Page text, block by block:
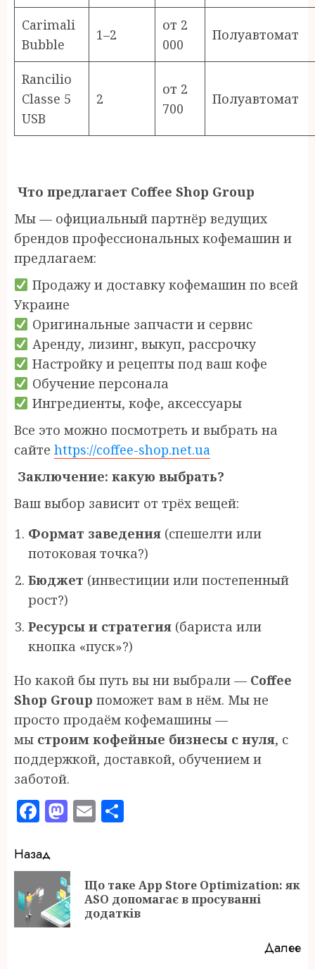
Carimali
Bubble
1–2
от 2
000
Полуавтомат
Rancilio
Classe 5
USB
2
от 2
700
Полуавтомат
Что предлагает Coffee Shop Group
Мы — официальный партнёр ведущих
брендов профессиональных кофемашин и
предлагаем:
Продажу и доставку кофемашин по всей
Украине
Оригинальные запчасти и сервис
Аренду, лизинг, выкуп, рассрочку
Настройку и рецепты под ваш кофе
Обучение персонала
Ингредиенты, кофе, аксессуары
Все это можно посмотреть и выбрать на
сайте https://coffee-shop.net.ua
Заключение: какую выбрать?
Ваш выбор зависит от трёх вещей:
Формат заведения (спешелти или
потоковая точка?)
Бюджет (инвестиции или постепенный
рост?)
Ресурсы и стратегия (бариста или
кнопка «пуск»?)
Но какой бы путь вы ни выбрали — Coffee
Shop Group поможет вам в нём. Мы не
просто продаём кофемашины —
мы строим кофейные бизнесы с нуля, с
поддержкой, доставкой, обучением и
заботой.
Facebook
Mastodon
Email
Продолжить
чтение
Назад
Що таке App Store Optimization: як
ASO допомагає в просуванні
додатків
Далее